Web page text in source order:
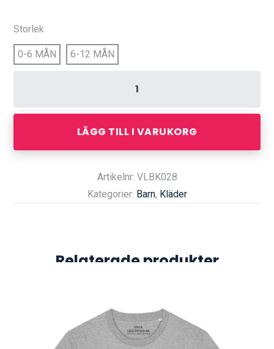
Storlek
0-6 MÅN 6-12 MÅN
LÄGG TILL I VARUKORG
Artikelnr: VLBK028
Kategorier: Barn, Kläder
Relaterade produkter